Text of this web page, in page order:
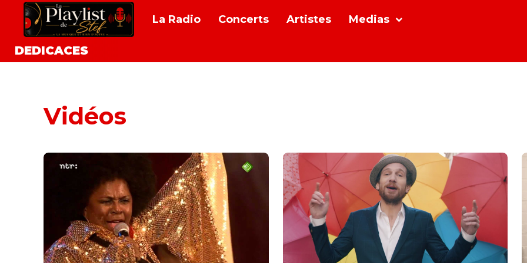
La Radio Concerts Artistes Medias
DEDICACES
Vidéos